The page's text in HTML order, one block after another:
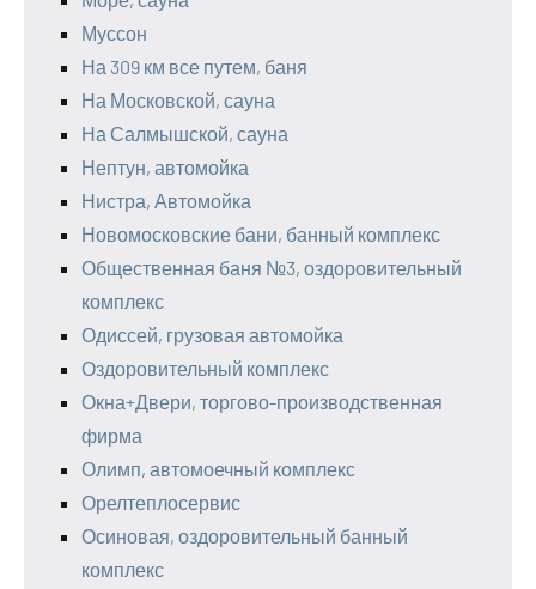
Муссон
На 309 км все путем, баня
На Московской, сауна
На Салмышской, сауна
Нептун, автомойка
Нистра, Автомойка
Новомосковские бани, банный комплекс
Общественная баня №3, оздоровительный
комплекс
Одиссей, грузовая автомойка
Оздоровительный комплекс
Окна+Двери, торгово-производственная
фирма
Олимп, автомоечный комплекс
Орелтеплосервис
Осиновая, оздоровительный банный
комплекс